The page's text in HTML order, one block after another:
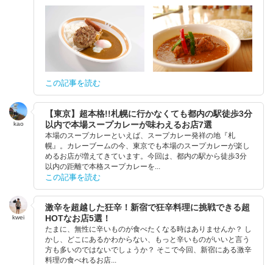
この記事を読む
kao
【東京】超本格!!札幌に行かなくても都内の駅徒歩3分
以内で本場スープカレーが味わえるお店7選
本場のスープカレーといえば、スープカレー発祥の地『札
幌』。カレーブームの今、東京でも本場のスープカレーが楽し
めるお店が増えてきています。今回は、都内の駅から徒歩3分
以内の距離で本格スープカレーを...
この記事を読む
kwei
激辛を超越した狂辛！新宿で狂辛料理に挑戦できる超
HOTなお店5選！
たまに、無性に辛いものが食べたくなる時はありませんか？ し
かし、どこにあるかわからない、もっと辛いものがいいと言う
方も多いのではないでしょうか？ そこで今回、新宿にある激辛
料理の食べれるお店...